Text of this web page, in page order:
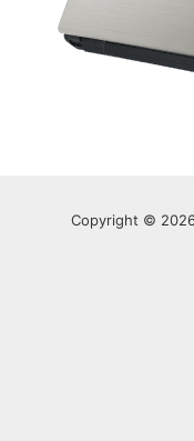
Copyright © 2026